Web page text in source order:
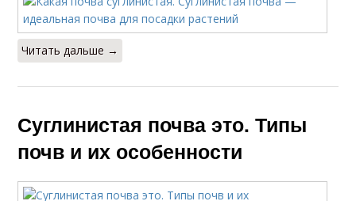
Читать дальше →
Суглинистая почва это. Типы
почв и их особенности